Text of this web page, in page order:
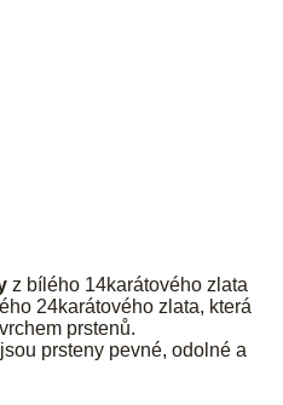
z bílého 14karátového zlata
24karátového zlata, která
prstenů.
prsteny pevné, odolné a